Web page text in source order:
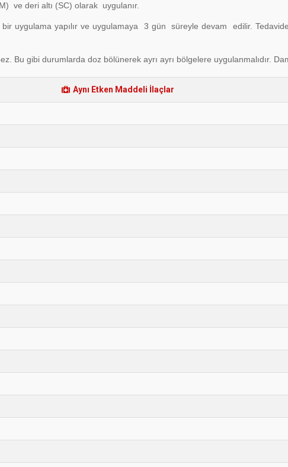
ve deri altı (SC) olarak uygulanır.
bir uygulama yapılır ve uygulamaya 3 gün süreyle devam edilir.
Bu gibi durumlarda doz bölünerek ayrı ayrı bölgelere uygulanmalıdır.
Aynı Etken Maddeli İlaçlar